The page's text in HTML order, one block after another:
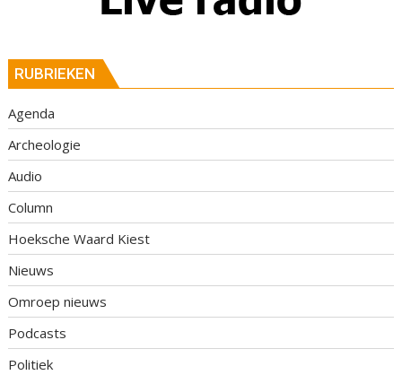
RUBRIEKEN
Agenda
Archeologie
Audio
Column
Hoeksche Waard Kiest
Nieuws
Omroep nieuws
Podcasts
Politiek